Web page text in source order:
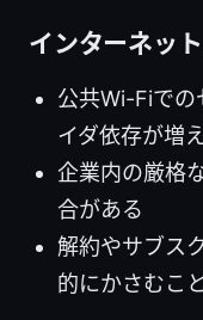
インターネッ
公共Wi-Fiでの
イダ依存が増
企業内の厳格
合がある
解約やサブス
的にかさむこ